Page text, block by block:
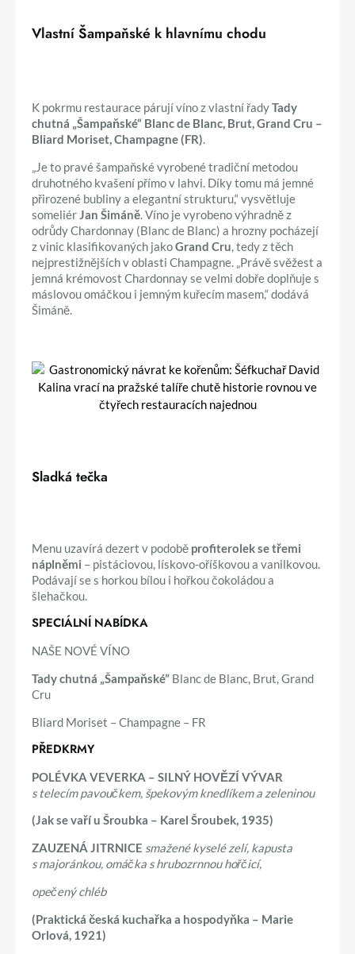
Vlastní Šampaňské k hlavnímu chodu
K pokrmu restaurace párují víno z vlastní řadyTady
chutná „Šampaňské“ Blanc de Blanc, Brut, Grand Cru –
Bliard Moriset, Champagne (FR).
„Je to pravé šampaňské vyrobené tradiční metodou
druhotného kvašení přímo v lahvi. Díky tomu má jemné
přirozené bubliny a elegantní strukturu,“ vysvětluje
someliérJan Šimáně. Víno je vyrobeno výhradně z
odrůdy Chardonnay (Blanc de Blanc) a hrozny pocházejí
z vinic klasifikovaných jakoGrand Cru, tedy z těch
nejprestižnějších v oblasti Champagne. „Právě svěžest a
jemná krémovost Chardonnay se velmi dobře doplňuje s
máslovou omáčkou i jemným kuřecím masem,“ dodává
Šimáně.
Sladká tečka
Menu uzavírá dezert v podobě profiterolek se třemi
náplněmi – pistáciovou, lískovo-oříškovou a vanilkovou.
Podávají se s horkou bílou i hořkou čokoládou a
šlehačkou.
SPECIÁLNÍ NABÍDKA
NAŠE NOVÉ VÍNO
Tady chutná „Šampaňské” Blanc de Blanc, Brut, Grand
Cru
Bliard Moriset – Champagne – FR
PŘEDKRMY
POLÉVKA VEVERKA – SILNÝ HOVĚZÍ VÝVAR
s telecím pavoučkem, špekovým knedlíkem a zeleninou
(Jak se vaří u Šroubka – Karel Šroubek, 1935)
ZAUZENÁ JITRNICE smažené kyselé zelí, kapusta
s majoránkou, omáčka s hrubozrnnou hořčicí,
opečený chléb
(Praktická česká kuchařka a hospodyňka – Marie
Orlová, 1921)